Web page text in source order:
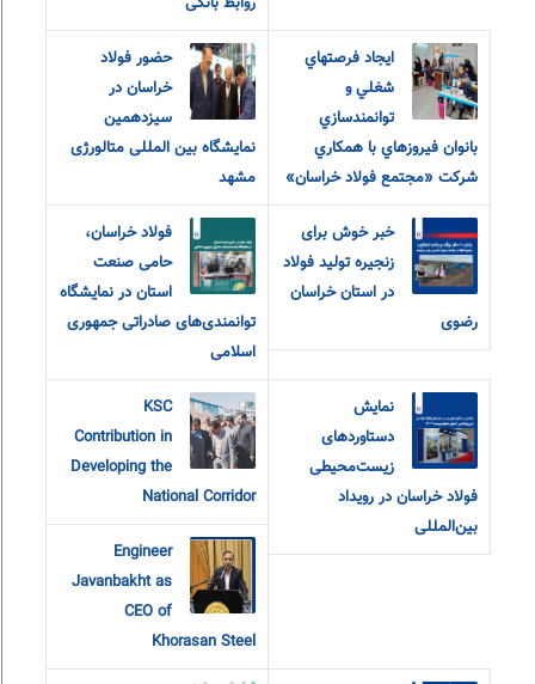
ايجاد فرصتهاي
شغلي و
توانمندسازي
بانوان فيروزهاي با همکاري
شرکت «مجتمع فولاد خراسان»
حضور فولاد
خراسان در
سیزدهمین
نمایشگاه بین المللی متالورژی
مشهد
خبر خوش برای
زنجیره تولید فولاد
در استان خراسان
رضوی
فولاد خراسان،
حامی صنعت
استان در نمایشگاه
توانمندی‌های صادراتی جمهوری
اسلامی
نمایش
دستاوردهای
زیست‌محیطی
فولاد خراسان در رویداد
بین‌المللی
KSC
Contribution in
Developing the
National Corridor
Engineer
Javanbakht as
CEO of
Khorasan Steel